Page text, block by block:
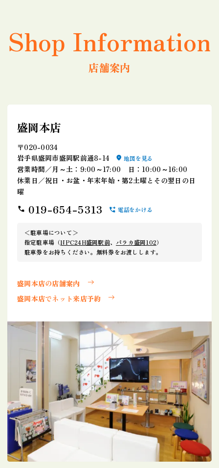
Shop Information
店舗案内
盛岡本店
〒020-0034
岩手県盛岡市盛岡駅前通8-14
地図を見る
営業時間／月～土：9:00～17:00 日：10:00～16:00
休業日／祝日・お盆・年末年始・第2土曜とその翌日の日
曜
019-654-5313 電話をかける
＜駐車場について＞
指定駐車場（NPC24H盛岡駅前、 パラカ盛岡102）
駐車券をお持ちください。無料券をお渡しします。
盛岡本店の店舗案内
盛岡本店でネット来店予約